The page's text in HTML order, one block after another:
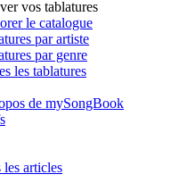
vos tablatures
le catalogue
par artiste
par genre
les tablatures
de mySongBook
les articles